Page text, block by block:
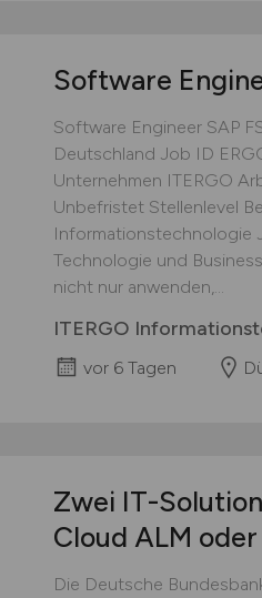
Software
Software Engineer SAP
Deutschland Job ID
Unternehmen ITERGO
Unbefristet Stellenlevel
Informationstechnologie
Technologie und
nicht nur anwenden,...
ITERGO
vor 6 Tagen
Zwei IT-
Cloud ALM
Die Deutsche